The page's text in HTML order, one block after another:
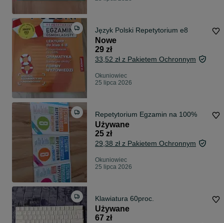
Język Polski Repetytorium e8
Nowe
29 zł
33,52 zł z Pakietem Ochronnym
Okuniowiec
25 lipca 2026
Repetytorium Egzamin na 100%
Używane
25 zł
29,38 zł z Pakietem Ochronnym
Okuniowiec
25 lipca 2026
Klawiatura 60proc.
Używane
67 zł